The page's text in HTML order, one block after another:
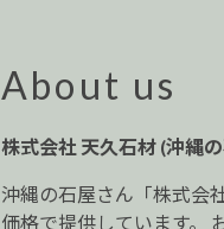
About us
株式会社 天久石材 (沖縄
沖縄の石屋さん「株式会
価格で提供しています。